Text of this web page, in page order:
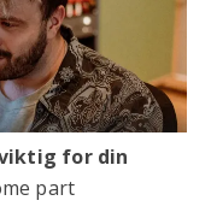
viktig for din
part